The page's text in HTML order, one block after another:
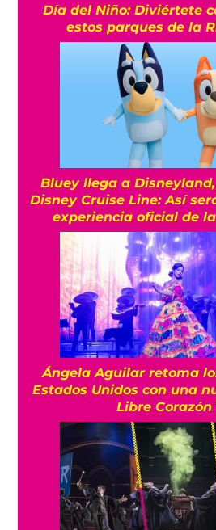
Día del Niño: Diviértete
estos parques de la
Bluey llega a
Disney Cruise Line: Así
experiencia oficial de
Ángela Aguilar retoma
Estados Unidos con una
Libre Corazón